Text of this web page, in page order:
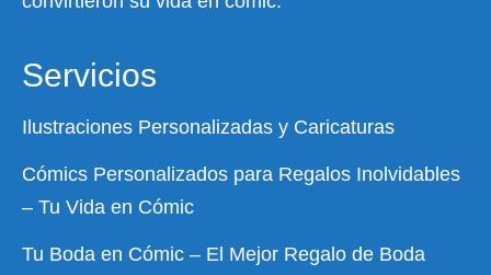
Servicios
Ilustraciones Personalizadas y Caricaturas
Cómics Personalizados para Regalos Inolvidables
– Tu Vida en Cómic
Tu Boda en Cómic – El Mejor Regalo de Boda